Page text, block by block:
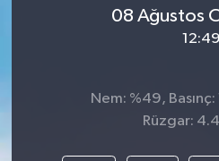
08 Ağustos
12:49
Nem: %49,
Rüzgar: